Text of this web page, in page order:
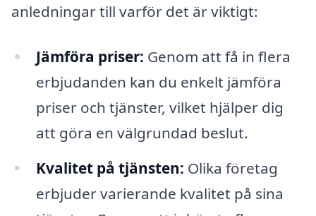
anledningar till varför det är viktigt:
Jämföra priser: Genom att få in flera
erbjudanden kan du enkelt jämföra
priser och tjänster, vilket hjälper dig
att göra en välgrundad beslut.
Kvalitet på tjänsten: Olika företag
erbjuder varierande kvalitet på sina